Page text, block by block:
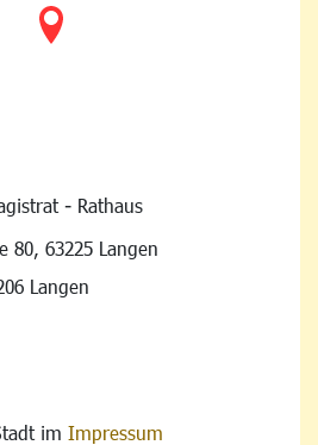
- Rathaus
Navigation
80, 63225 Langen
Langen
im Impressum